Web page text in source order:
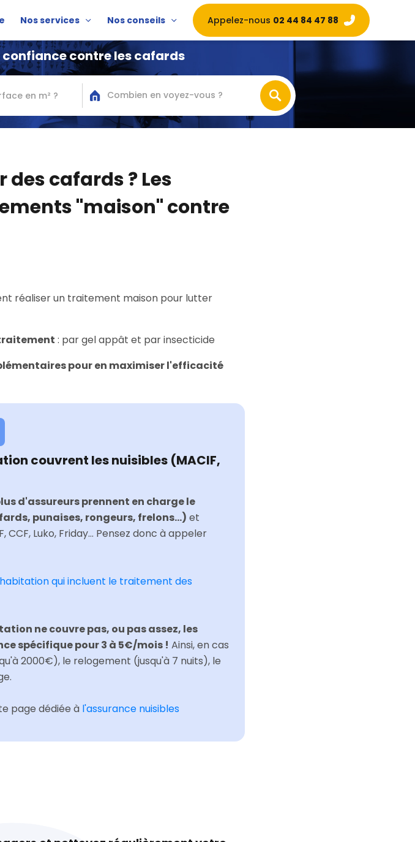
Nos services Nos conseils Appelez-nous 02 44 84 47 88
confiance contre les cafards
Combien en voyez-vous ?
cafards ? Les
"maison" contre
réaliser un traitement maison pour lutter
: par gel appât et par insecticide
pour en maximiser l'efficacité
couvrent les nuisibles (MACIF,
d'assureurs prennent en charge le
punaises, rongeurs, frelons...) et
Luko, Friday... Pensez donc à appeler
qui incluent le traitement des
ne couvre pas, ou pas assez, les
spécifique pour 3 à 5€/mois ! Ainsi, en cas
2000€), le relogement (jusqu'à 7 nuits), le
page dédiée à l'assurance nuisibles